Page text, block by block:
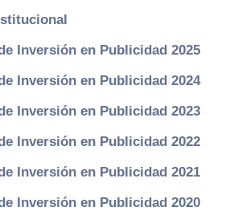
Inversión en Publicidad 2025
Inversión en Publicidad 2024
Inversión en Publicidad 2023
Inversión en Publicidad 2022
Inversión en Publicidad 2021
Inversión en Publicidad 2020